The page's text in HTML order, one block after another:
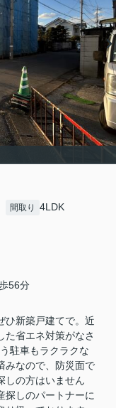
間取り 4LDK
56分
ひ新築戸建てで。近
た省エネ対策がなさ
駐車もラクラクな
みなので、防災面で
しの方はいません
探しのパートナーに